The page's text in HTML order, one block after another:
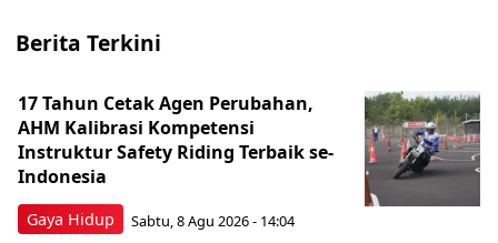
Berita Terkini
Gaya Hidup
17 Tahun Cetak Agen Perubahan,
AHM Kalibrasi Kompetensi
Instruktur Safety Riding Terbaik se-
Indonesia
Sabtu, 8 Agu 2026 - 14:04